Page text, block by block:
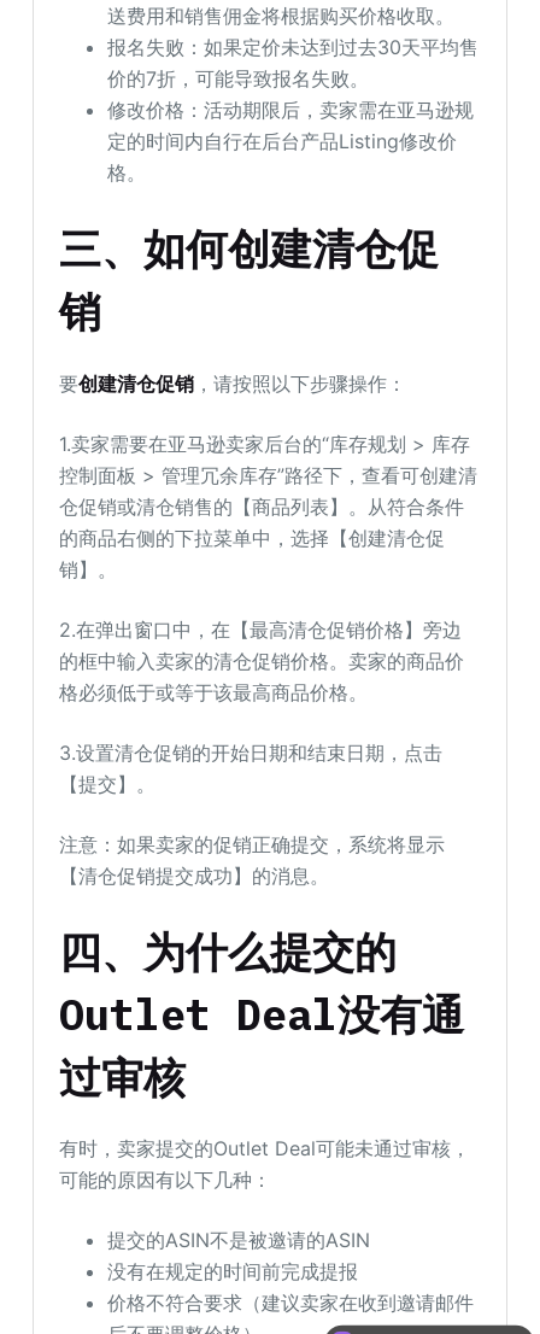
送费用和销售佣金将根据购买价格收取。
报名失败：如果定价未达到过去30天平均售
价的7折，可能导致报名失败。
修改价格：活动期限后，卖家需在亚马逊规
定的时间内自行在后台产品Listing修改价
格。
三、如何创建清仓促
销
要创建清仓促销 ，请按照以下步骤操作：
1.卖家需要在亚马逊卖家后台的“库存规划 > 库存
控制面板 > 管理冗余库存”路径下，查看可创建清
仓促销或清仓销售的【商品列表】。从符合条件
的商品右侧的下拉菜单中，选择【创建清仓促
销】。
2.在弹出窗口中，在【最高清仓促销价格】旁边
的框中输入卖家的清仓促销价格。卖家的商品价
格必须低于或等于该最高商品价格。
3.设置清仓促销的开始日期和结束日期，点击
【提交】。
注意：如果卖家的促销正确提交，系统将显示
【清仓促销提交成功】的消息。
四、为什么提交的
Outlet Deal没有通
过审核
有时，卖家提交的Outlet Deal可能未通过审核，
可能的原因有以下几种：
提交的ASIN不是被邀请的ASIN
没有在规定的时间前完成提报
价格不符合要求（建议卖家在收到邀请邮件